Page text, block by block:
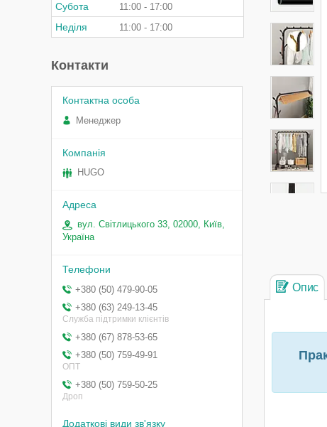
Опис
Субота 11:00 17:00
Неділя 11:00 17:00
Контакти
Менеджер
HUGO
вул. Світлицького 33, 02000, Київ,
Україна
+380 (50) 479-90-05
+380 (63) 249-13-45
Служба підтримки клієнтів
+380 (67) 878-53-65
+380 (50) 759-49-91
ОПТ
+380 (50) 759-50-25
Дроп